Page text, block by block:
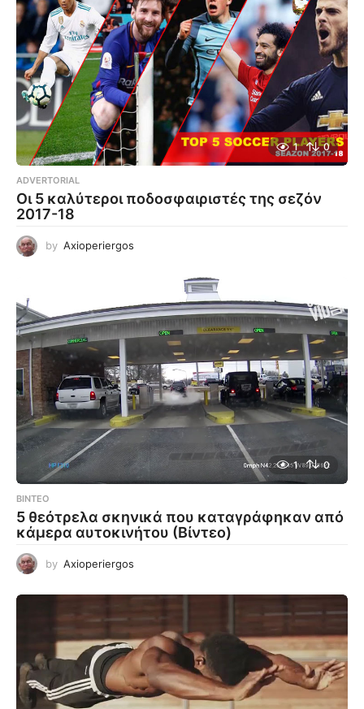
1 0
ADVERTORIAL
Οι 5 καλύτεροι ποδοσφαιριστές της σεζόν
2017-18
by Axioperiergos
1 0
ΒΊΝΤΕΟ
5 θεότρελα σκηνικά που καταγράφηκαν από
κάμερα αυτοκινήτου (Βίντεο)
by Axioperiergos